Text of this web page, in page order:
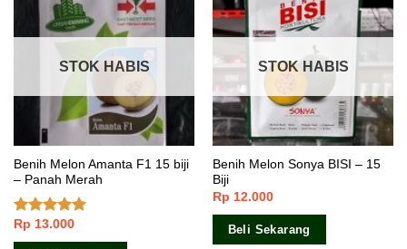
STOK HABIS
Benih Melon Amanta F1 15 biji
– Panah Merah
Dinilai5.00
dari 5
Rp 13.000
STOK HABIS
Benih Melon Sonya BISI – 15
Biji
Rp 12.000
Beli Sekarang